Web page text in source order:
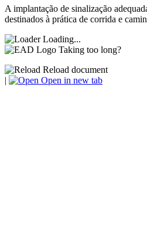
A implantação de sinalização
destinados à prática de corrida e
Loading...
Taking too long?
Reload document
|
Open in new tab